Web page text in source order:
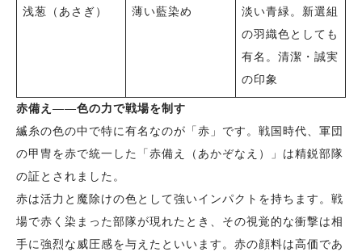
浅葱（あさぎ） 薄い藍染め
淡い青緑。新選組
の羽織色としても
有名。清潔・誠実
の印象
赤備え——色の力で戦場を制す
縅糸の色の中で特に有名なのが「赤」です。戦国時代、軍団
の甲冑を赤で統一した「赤備え（あかぞなえ）」は精鋭部隊
の証とされました。
赤は活力と魔除けの色として強いインパクトを持ちます。戦
場で赤く染まった部隊が現れたとき、その視覚的な衝撃は相
手に強烈な威圧感を与えたといいます。赤の顔料は高価であ